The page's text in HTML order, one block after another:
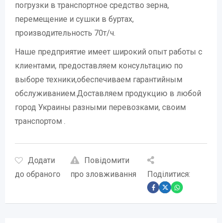
погрузки в транспортное средство зерна,
перемещение и сушки в буртах,
производительность 70т/ч.
Наше предприятие имеет широкий опыт работы с
клиентами, предоставляем консультацию по
выборе техники,обеспечиваем гарантийным
обслуживанием.Доставляем продукцию в любой
город Украины разными перевозками, своим
транспортом .
Додати
до обраного
Повідомити
про зловживання
Поділитися: